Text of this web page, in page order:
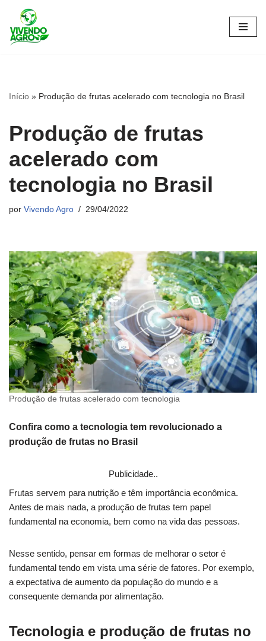
Pular
para
Início » Produção de frutas acelerado com tecnologia no Brasil
Produção de frutas
acelerado com
tecnologia no Brasil
por Vivendo Agro 29/04/2022
Produção de frutas acelerado com tecnologia
Confira como a tecnologia tem revolucionado a
produção de frutas no Brasil
Publicidade..
Frutas servem para nutrição e têm importância econômica.
Antes de mais nada, a produção de frutas tem papel
fundamental na economia, bem como na vida das pessoas.
Nesse sentido, pensar em formas de melhorar o setor é
fundamental tendo em vista uma série de fatores. Por exemplo,
a expectativa de aumento da população do mundo e a
consequente demanda por alimentação.
Tecnologia e produção de frutas no